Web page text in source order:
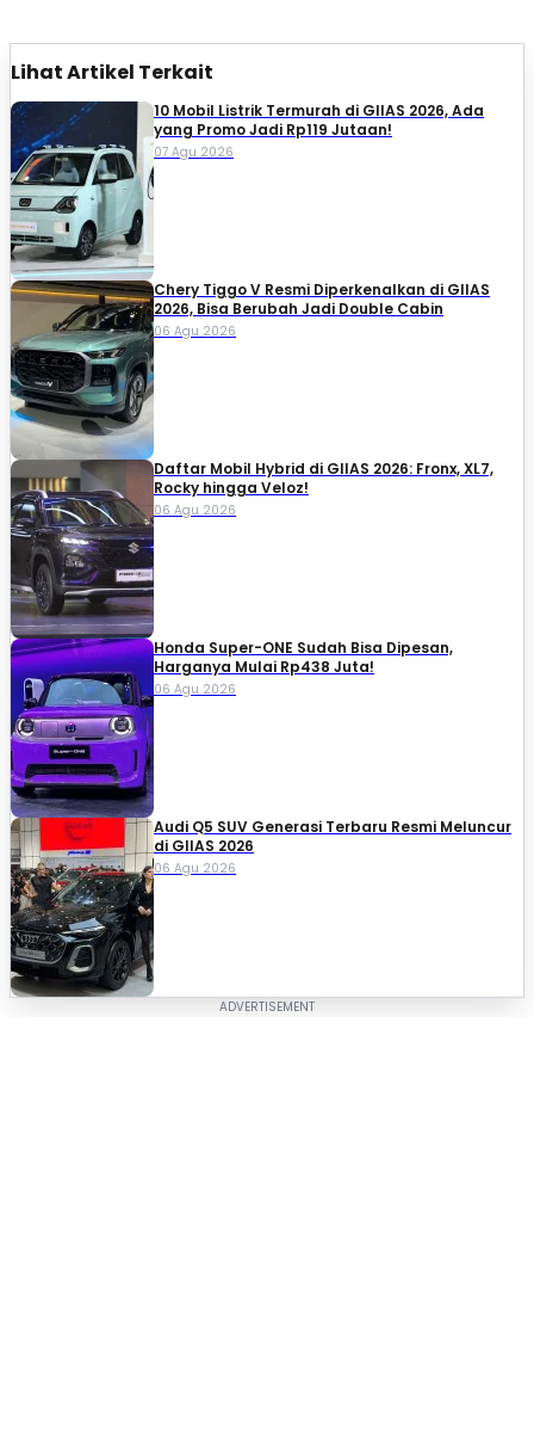
Lihat Artikel Terkait
10 Mobil Listrik Termurah di GIIAS 2026, Ada
yang Promo Jadi Rp119 Jutaan!
07 Agu 2026
Chery Tiggo V Resmi Diperkenalkan di GIIAS
2026, Bisa Berubah Jadi Double Cabin
06 Agu 2026
Daftar Mobil Hybrid di GIIAS 2026: Fronx, XL7,
Rocky hingga Veloz!
06 Agu 2026
Honda Super-ONE Sudah Bisa Dipesan,
Harganya Mulai Rp438 Juta!
06 Agu 2026
Audi Q5 SUV Generasi Terbaru Resmi Meluncur
di GIIAS 2026
06 Agu 2026